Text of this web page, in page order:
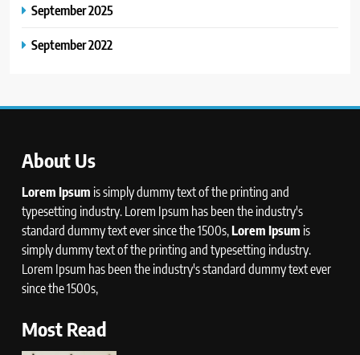
September 2025
September 2022
About Us
Lorem Ipsum is simply dummy text of the printing and
typesetting industry. Lorem Ipsum has been the industry's
standard dummy text ever since the 1500s,Lorem Ipsum is
simply dummy text of the printing and typesetting industry.
Lorem Ipsum has been the industry's standard dummy text ever
since the 1500s,
Most Read